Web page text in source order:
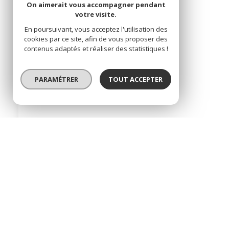
Terrain 342 m²
Saint-Geniès-des-Mourgues (34160)
On aimerait vous accompagner pendant
votre visite.
En poursuivant, vous acceptez l'utilisation des
cookies par ce site, afin de vous proposer des
contenus adaptés et réaliser des statistiques !
PARAMÉTRER TOUT ACCEPTER